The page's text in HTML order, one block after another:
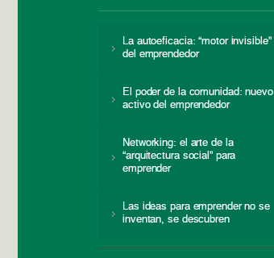
La autoeficacia: “motor invisible”
del emprendedor
El poder de la comunidad: nuevo
activo del emprendedor
Networking: el arte de la
“arquitectura social” para
emprender
Las ideas para emprender no se
inventan, se descubren